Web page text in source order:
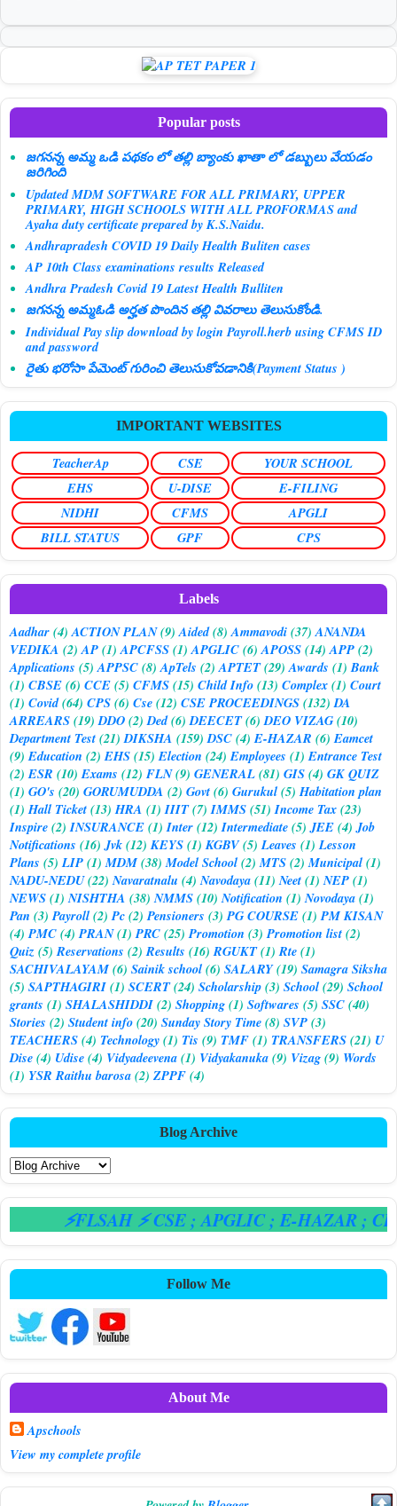
Popular posts
జగనన్న అమ్మ ఒడి పథకం లో తల్లి బ్యాంకు ఖాతా లో డబ్బులు వేయడం
జరిగింది
Updated MDM SOFTWARE FOR ALL PRIMARY, UPPER
PRIMARY, HIGH SCHOOLS WITH ALL PROFORMAS and
Ayaha duty certificate prepared by K.S.Naidu.
Andhrapradesh COVID 19 Daily Health Buliten cases
AP 10th Class examinations results Released
Andhra Pradesh Covid 19 Latest Health Bulliten
జగనన్న అమ్మఓడి అర్హత పొందిన తల్లి వివరాలు తెలుసుకోండి.
Individual Pay slip download by login Payroll.herb using CFMS ID
and password
రైతు భరోసా పేమెంట్ గురించి తెలుసుకోవడానికి(Payment Status )
IMPORTANT WEBSITES
TeacherAp CSE
YOUR SCHOOL
EHS
U-DISE
E-FILING
NIDHI
CFMS
APGLI
BILL STATUS
GPF CPS
Labels
Aadhar(4) ACTION PLAN(9) Aided(8) Ammavodi(37) ANANDA
VEDIKA (2) AP(1) APCFSS(1) APGLIC(6) APOSS(14) APP(2)
Applications (5) APPSC(8) ApTels (2) APTET(29) Awards (1) Bank
(1) CBSE(6) CCE(5) CFMS(15) Child Info(13) Complex(1) Court
(1) Covid(64) CPS(6) Cse(12) CSE PROCEEDINGS(132) DA
ARREARS(19) DDO(2) Ded(6) DEECET(6) DEO VIZAG(10)
Department Test(21) DIKSHA (159) DSC(4) E-HAZAR (6) Eamcet
(9) Education (2) EHS(15) Election (24) Employees (1) Entrance Test
(2) ESR (10) Exams (12) FLN(9) GENERAL(81) GIS(4) GK QUIZ
(1) GO's (20) GORUMUDDA (2) Govt(6) Gurukul(5) Habitation plan
(1) Hall Ticket(13) HRA (1) IIIT(7) IMMS(51) Income Tax(23)
Inspire(2) INSURANCE(1) Inter(12) Intermediate(5) JEE(4) Job
Notifications (16) Jvk(12) KEYS(1) KGBV(5) Leaves (1) Lesson
Plans (5) LIP(1) MDM(38) Model School(2) MTS(2) Municipal(1)
NADU-NEDU(22) Navaratnalu (4) Navodaya(11) Neet(1) NEP(1)
NEWS(1) NISHTHA (38) NMMS(10) Notification (1) Novodaya(1)
Pan (3) Payroll(2) Pc(2) Pensioners (3) PG COURSE(1) PM KISAN
(4) PMC(4) PRAN(1) PRC(25) Promotion (3) Promotion list(2)
Quiz(5) Reservations (2) Results (16) RGUKT(1) Rte(1)
SACHIVALAYAM(6) Sainik school(6) SALARY(19) Samagra Siksha
(5) SAPTHAGIRI(1) SCERT(24) Scholarship(3) School(29) School
grants (1) SHALASHIDDI(2) Shopping(1) Softwares (5) SSC(40)
Stories (2) Student info(20) Sunday Story Time(8) SVP(3)
TEACHERS(4) Technology(1) Tis (9) TMF(1) TRANSFERS(21) U
Dise(4) Udise(4) Vidyadeevena(1) Vidyakanuka(9) Vizag(9) Words
(1) YSR Raithu barosa(2) ZPPF(4)
Blog Archive
⚡FLSAH ⚡ CSE; APGLIC; E-HAZAR; CPS
Follow Me
About Me
Apschools
View my complete profile